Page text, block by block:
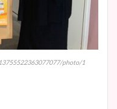
photo/1